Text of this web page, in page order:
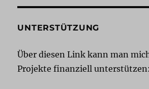
UNTERSTÜTZUNG
Über diesen Link kann man
Projekte finanziell unterstützen: